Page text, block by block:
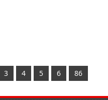
3 4 5 6 86